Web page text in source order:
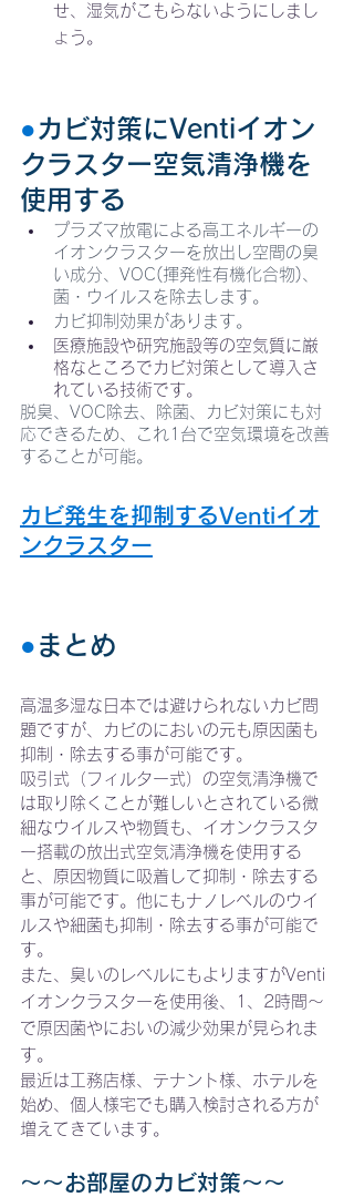
せ、湿気がこもらないようにしまし
ょう。
● カビ対策にVentiイオン
クラスター空気清浄機を
使用する
プラズマ放電による高エネルギーの
イオンクラスターを放出し空間の臭
い成分、VOC(揮発性有機化合物)、
菌・ウイルスを除去します。
カビ抑制効果があります。
医療施設や研究施設等の空気質に厳
格なところでカビ対策として導入さ
れている技術です。
脱臭、VOC除去、除菌、カビ対策にも対
応できるため、これ1台で空気環境を改善
することが可能。
カビ発生を抑制するVentiイオ
ンクラスター
● まとめ
高温多湿な日本では避けられないカビ問
題ですが、カビのにおいの元も原因菌も
抑制・除去する事が可能です。
吸引式（フィルター式）の空気清浄機で
は取り除くことが難しいとされている微
細なウイルスや物質も、イオンクラスタ
ー搭載の放出式空気清浄機を使用する
と、原因物質に吸着して抑制・除去する
事が可能です。他にもナノレベルのウイ
ルスや細菌も抑制・除去する事が可能で
す。
また、臭いのレベルにもよりますがVenti
イオンクラスターを使用後、1、2時間～
で原因菌やにおいの減少効果が見られま
す。
最近は工務店様、テナント様、ホテルを
始め、個人様宅でも購入検討される方が
増えてきています。
～～お部屋のカビ対策～～